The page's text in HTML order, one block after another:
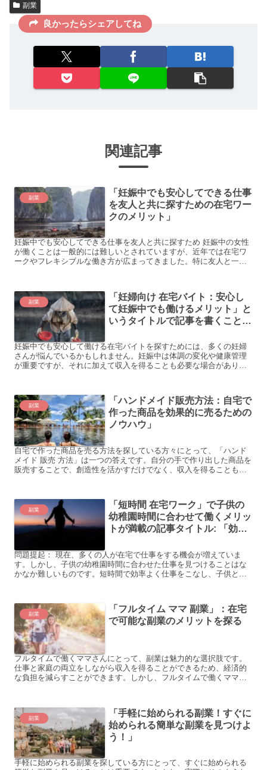
副業
良かったらシェアしてね
関連記事
副業
「妊娠中でも安心してできる仕事
を友人と共に探すための在宅ワー
クのメリット」
妊娠中でも安心してできる仕事を友人と共に探すため 妊娠中の女性
が働くことは一般的には難しいとされていますが、近年では在宅ワ
ークやフレキシブルな働き方が広まってきました。特に友人と一緒
副業
「妊婦向け 在宅バイト：安心し
て妊娠中でも働けるメリット」と
いうタイトルで記事を書くことが
妊娠中でも安心して働ける在宅バイトを探すためには、多くの妊婦
さんが悩んでいるかもしれません。妊娠中は体調の変化や健康管理
が重要ですが、それに加えて収入を得ることも必要な場合がありま
副業
「ハンドメイド販売方法：自宅で
作った商品を効果的に売るための
ノウハウ」
自宅で作った商品を売る方法を探している方々にとって、「ハンド
メイド 販売 方法」は一つの答えです。自分の手で作り出した商品を
販売することで、創造性を活かすだけでなく、収入を得ることも可
副業
「短時間 在宅ワーク」で子供の
幼稚園時間に合わせて働くメリッ
トが満載の記事タイトル: 「効率
幼稚園時間を有効活用！」
問題提起： 現在、多くの人が在宅で仕事をする機会が増えていま
す。しかし、子供の幼稚園時間に合わせた仕事を見つけることはな
かなか難しいものです。短時間で効率よく仕事をこなし、子供との
副業
「フルタイム ママ 副業」：在宅
で可能な副業のメリットを探る
フルタイムで働くママさんにとって、副業は魅力的な選択肢です。
仕事と家庭の両立をしながら収入を得ることができるため、経済的
な負担を減らすことができます。しかし、フルタイムで働くママさ
副業
「手軽に始められる副業！すぐに
始められる簡単な副業を見つけよ
う！」
手軽に始められる副業を探している方にとって、すぐに始められる